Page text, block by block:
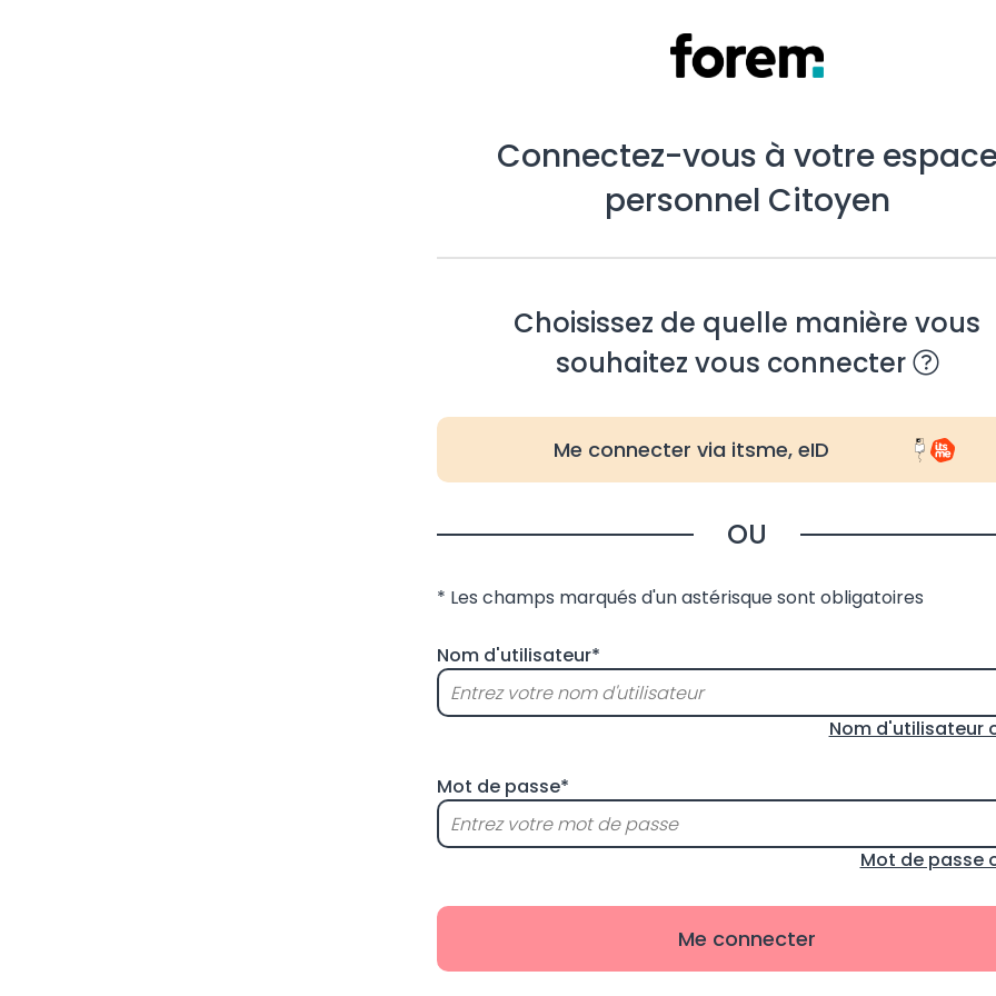
Connectez-vous à votre
personnel Citoyen
Choisissez de quelle manière vous
souhaitez vous connecter
Me connecter via itsme, eID
OU
* Les champs marqués d'un astérisque sont obligatoires
Nom d'utilisateur*
Nom d'utilisateur
Mot de passe*
Mot de passe
Me connecter